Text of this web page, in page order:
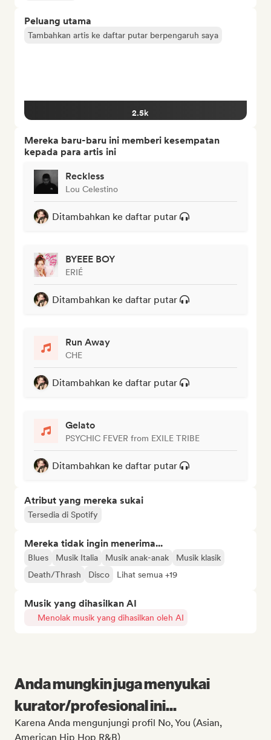
Peluang utama
Tambahkan artis ke daftar putar berpengaruh saya
2.5k
Mereka baru-baru ini memberi kesempatan
kepada para artis ini
Reckless
Lou Celestino
Ditambahkan ke daftar putar
BYEEE BOY
ERIÉ
Ditambahkan ke daftar putar
Run Away
CHE
Ditambahkan ke daftar putar
Gelato
PSYCHIC FEVER from EXILE TRIBE
Ditambahkan ke daftar putar
Atribut yang mereka sukai
Tersedia di Spotify
Mereka tidak ingin menerima...
Blues Musik Italia Musik anak-anak
Musik klasik
Death/Thrash
Disco Lihat semua +19
Musik yang dihasilkan AI
Menolak musik yang dihasilkan oleh AI
Anda mungkin juga menyukai
kurator/profesional ini...
Karena Anda mengunjungi profil No, You (Asian,
American Hip Hop R&B)